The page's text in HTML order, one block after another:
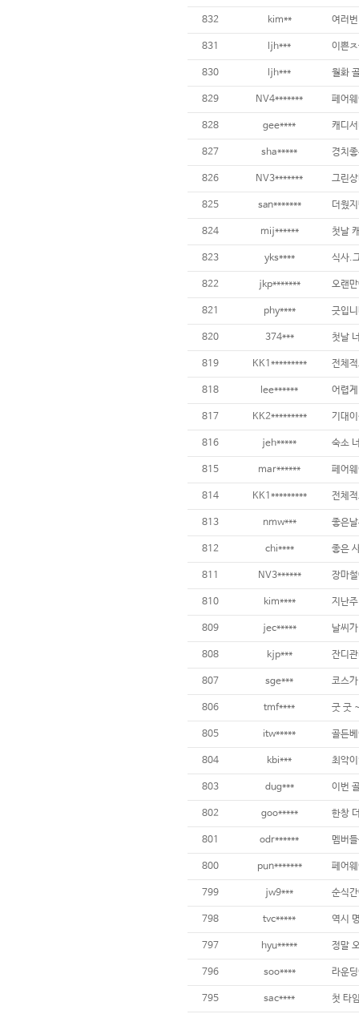
832 kim**
831 ljh***
830 ljh***
829 NV4*******
828 gee****
827 sha*****
826 NV3*******
825 san*******
824 mij******
823 yks****
822 jkp*******
821 phy****
820 374***
819 KK1*********
818 lee******
817 KK2*********
816 jeh*****
815 mar******
814 KK1********* 전체
813 nmw***
812 chi****
811 NV3******
810 kim****
809 jec*****
808 kjp***
807 sge*** 코스
806 tmf**** 굿 굿
805 itw***** 골든
804 kbi***
803 dug***
802 goo*****
801 odr******
800 pun*******
799 jw9***
798 tvc*****
797 hyu*****
796 soo****
795 sac****